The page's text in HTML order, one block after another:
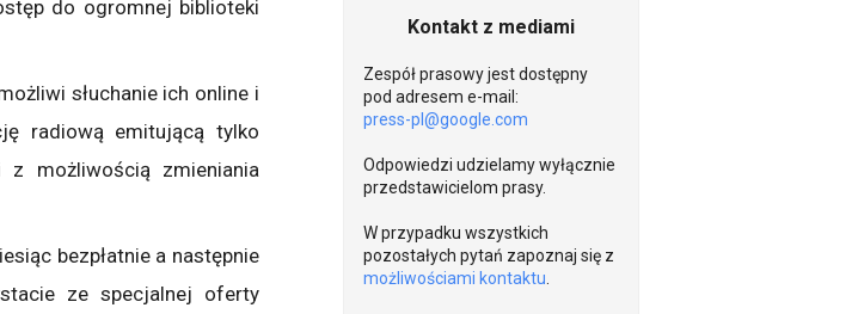
do ogromnej biblioteki
słuchanie ich online i
radiową emitującą tylko
możliwością zmieniania
bezpłatnie a następnie
ze specjalnej oferty
Kontakt z mediami
Zespół prasowy jest dostępny
pod adresem e-mail:
press-pl@google.com
Odpowiedzi udzielamy wyłącznie
przedstawicielom prasy.
W przypadku wszystkich
pozostałych pytań zapoznaj się z
możliwościami kontaktu